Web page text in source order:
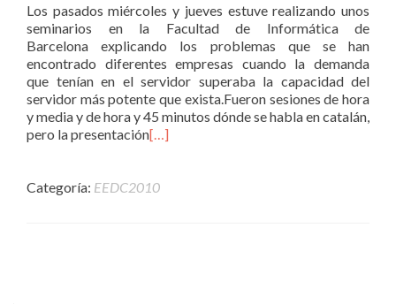
Los pasados miércoles y jueves estuve realizando unos
seminarios en la Facultad de Informática de
Barcelona explicando los problemas que se han
encontrado diferentes empresas cuando la demanda
que tenían en el servidor superaba la capacidad del
servidor más potente que exista.Fueron sesiones de hora
y media y de hora y 45 minutos dónde se habla en catalán,
pero la presentación[…]
Categoría: EEDC2010